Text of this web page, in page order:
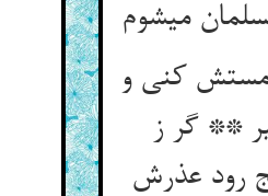
می‏شوم‏
مستش کنی و
** گر ز
رود عذرش